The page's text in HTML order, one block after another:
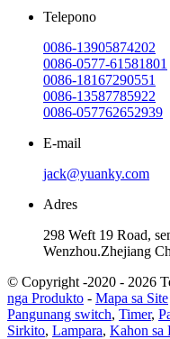
Telepono
0086-13905874202
0086-0577-61581801
0086-18167290551
0086-13587785922
0086-057762652939
E-mail
jack@yuanky.com
Adres
298 Weft 19 Road,
Wenzhou.Zhejiang
© Copyright -2020 - 2026
nga Produkto - Mapa sa Site
Pangunang switch, Timer,
Sirkito, Lampara, Kahon sa